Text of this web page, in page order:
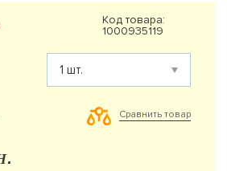
Код товара:
1000935119
Сравнить товар